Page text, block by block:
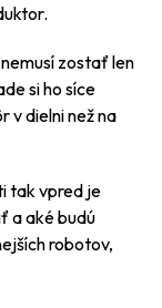
zostať len
si ho síce
v dielni než na
tak vpred je
a aké budú
robotov,